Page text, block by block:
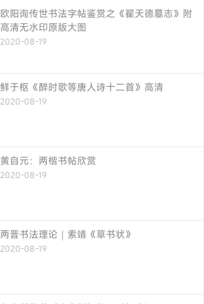
欧阳询传世书法字帖鉴赏之《翟天德墓志》附
高清无水印原版大图
2020-08-19
鲜于枢《醉时歌等唐人诗十二首》高清
2020-08-19
黄自元：两楷书帖欣赏
2020-08-19
两晋书法理论｜索靖《草书状》
2020-08-19